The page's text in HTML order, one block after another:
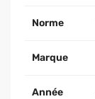
Norme
Marque
Année